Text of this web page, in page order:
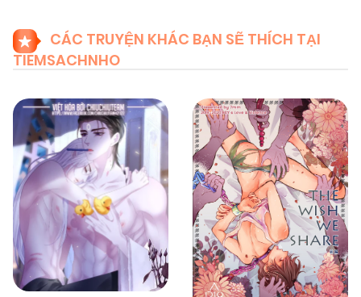
Chapter 1(VIP) 07/11/2025
CÁC TRUYỆN KHÁC BẠN SẼ THÍCH TẠI
TIEMSACHNHO